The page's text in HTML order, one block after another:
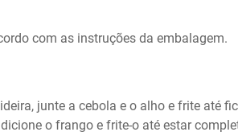
com as instruções da embalagem.
junte a cebola e o alho e frite até
o frango e frite-o até estar